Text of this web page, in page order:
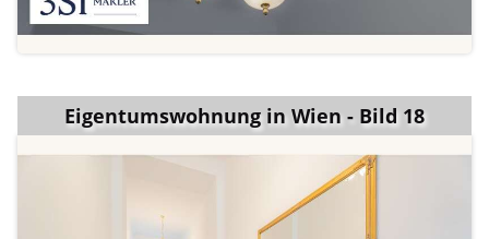
Eigentumswohnung in Wien - Bild 18